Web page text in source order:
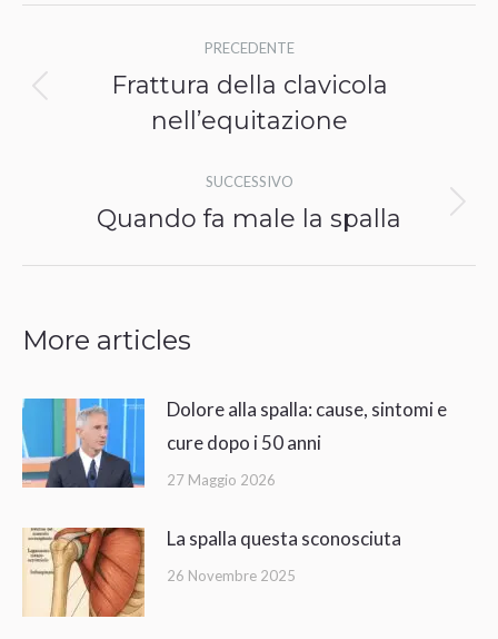
tra
PRECEDENTE
Post
precedente:
Frattura della clavicola
nell’equitazione
SUCCESSIVO
Prossimo
Quando fa male la spalla
More articles
Dolore alla spalla: cause, sintomi e
cure dopo i 50 anni
27 Maggio 2026
La spalla questa sconosciuta
26 Novembre 2025